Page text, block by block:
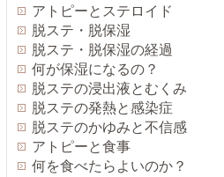
アトピーとステロイド
脱ステ・脱保湿
脱ステ・脱保湿の経過
何が保湿になるの？
脱ステの浸出液とむくみ
脱ステの発熱と感染症
脱ステのかゆみと不信感
アトピーと食事
何を食べたらよいのか？